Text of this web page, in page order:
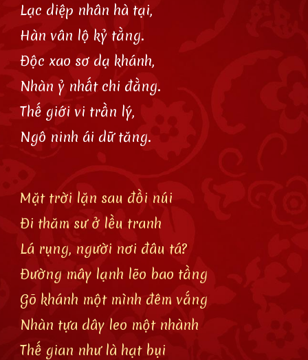
Lạc diệp nhân hà tại,
Hàn vân lộ kỷ tằng.
Độc xao sơ dạ khánh,
Nhàn ỷ nhất chi đằng.
Thế giới vi trần lý,
Ngô ninh ái dữ tăng.
Mặt trời lặn sau đồi núi
Đi thăm sư ở lều tranh
Lá rụng, người nơi đâu tá?
Đường mây lạnh lẽo bao tầng
Gõ khánh một mình đêm vắng
Nhàn tựa dây leo một nhành
Thế gian như là hạt bụi